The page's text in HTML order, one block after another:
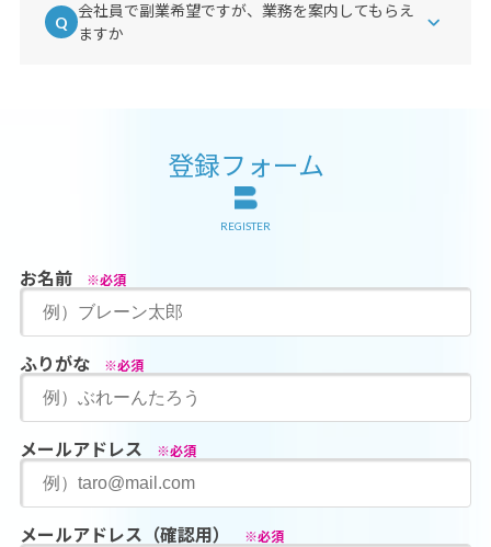
会社員で副業希望ですが、業務を案内してもらえ
ますか
昼間の時間帯（9～18時）にミーティングやコミュニ
登録フォーム
REGISTER
お名前 ※必須
ふりがな ※必須
メールアドレス ※必須
メールアドレス（確認用） ※必須